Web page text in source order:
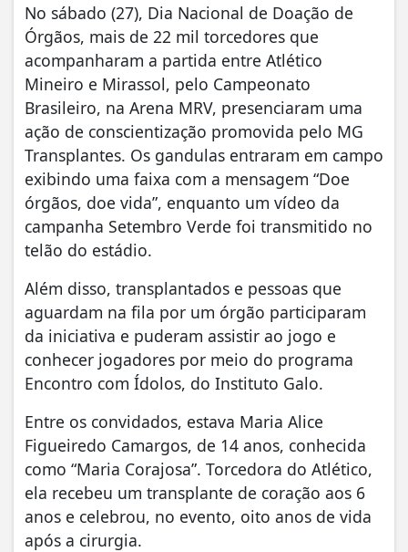
No sábado (27), Dia Nacional de Doação de
Órgãos, mais de 22 mil torcedores que
acompanharam a partida entre Atlético
Mineiro e Mirassol, pelo Campeonato
Brasileiro, na Arena MRV, presenciaram uma
ação de conscientização promovida pelo MG
Transplantes. Os gandulas entraram em campo
exibindo uma faixa com a mensagem “Doe
órgãos, doe vida”, enquanto um vídeo da
campanha Setembro Verde foi transmitido no
telão do estádio.
Além disso, transplantados e pessoas que
aguardam na fila por um órgão participaram
da iniciativa e puderam assistir ao jogo e
conhecer jogadores por meio do programa
Encontro com Ídolos, do Instituto Galo.
Entre os convidados, estava Maria Alice
Figueiredo Camargos, de 14 anos, conhecida
como “Maria Corajosa”. Torcedora do Atlético,
ela recebeu um transplante de coração aos 6
anos e celebrou, no evento, oito anos de vida
após a cirurgia.